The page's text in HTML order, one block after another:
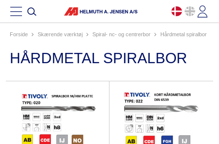
Forside skærende værktøj spiral- nc- og centrerbor hårdmetal spiralbor
HÅRDMETAL SPIRALBOR